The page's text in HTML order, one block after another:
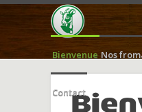
Bienvenue Nos
Contact